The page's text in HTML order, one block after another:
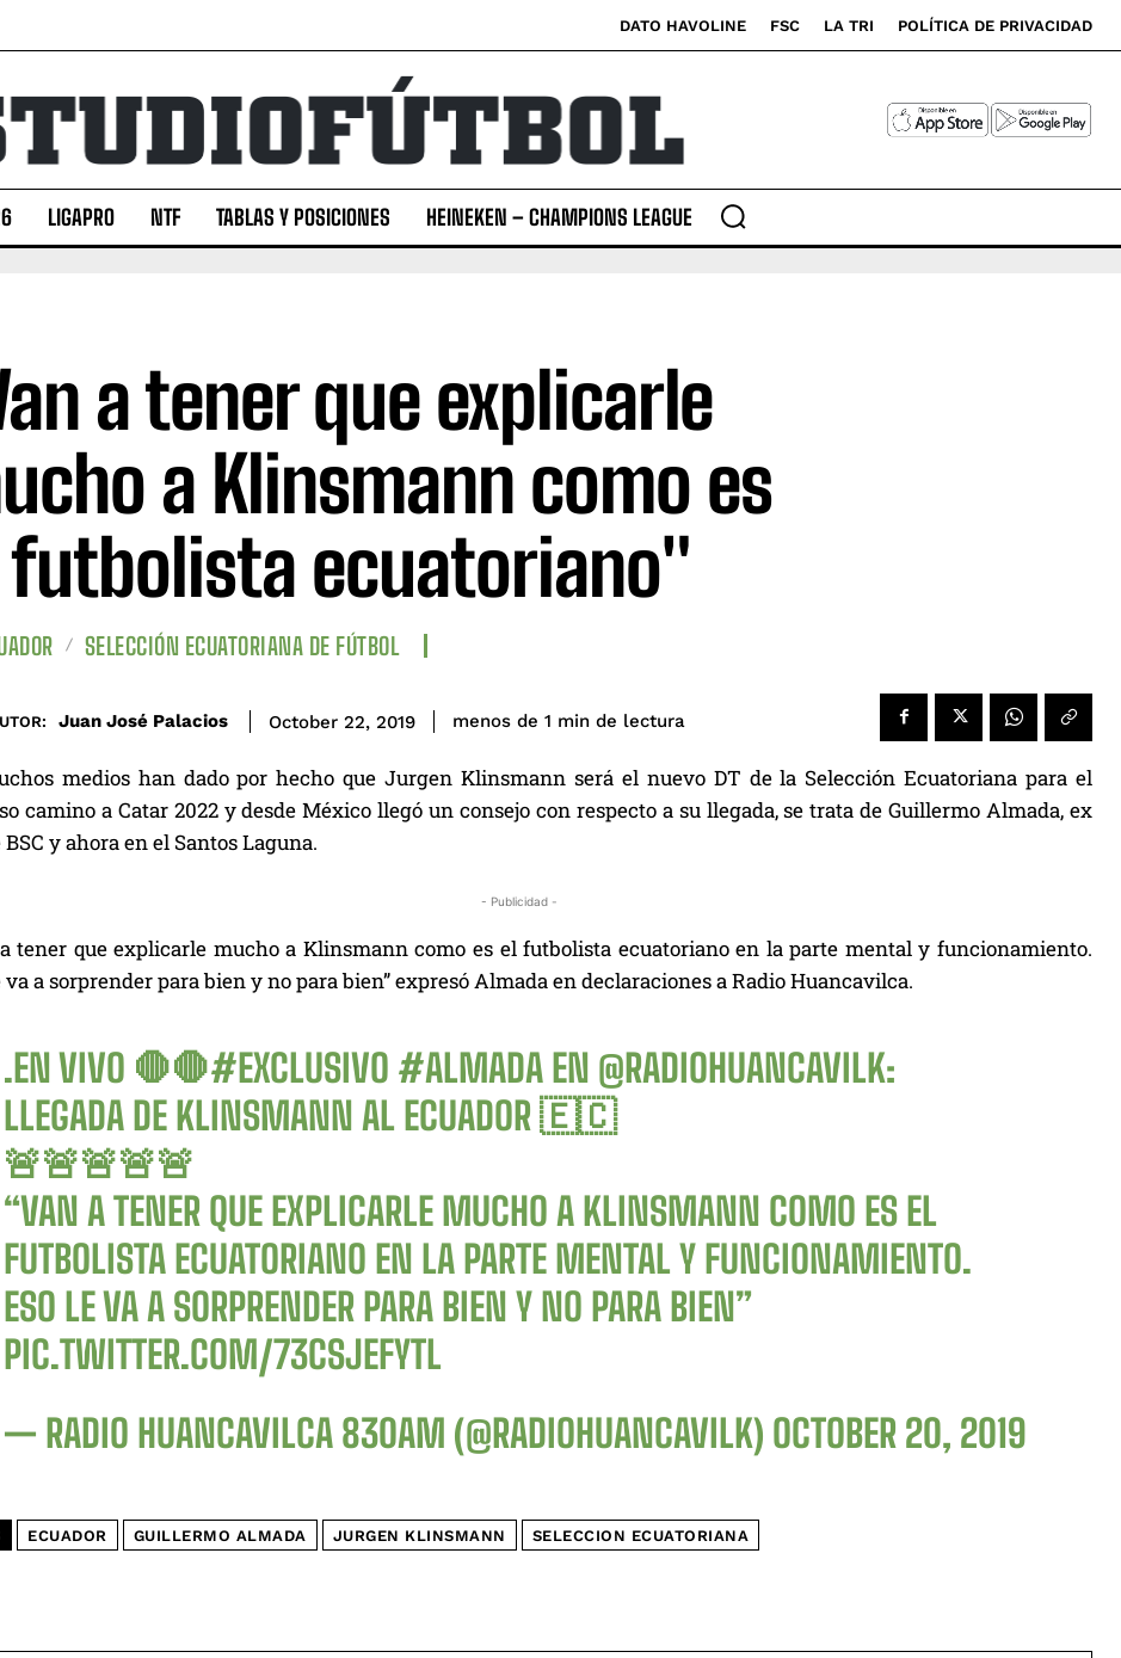
DATO HAVOLINE FSC LA TRI POLÍTICA DE PRIVACIDAD
LIGAPRO NTF TABLAS Y POSICIONES HEINEKEN – CHAMPIONS LEAGUE
a tener que explicarle
a Klinsmann como es
futbolista ecuatoriano"
SELECCIÓN ECUATORIANA DE FÚTBOL
Juan José Palacios October 22, 2019 menos de 1 min de lectura
medios han dado por hecho que Jurgen Klinsmann será el nuevo DT de la Selección Ecuatoriana para el
camino a Catar 2022 y desde México llegó un consejo con respecto a su llegada, se trata de Guillermo Almada, ex
BSC y ahora en el Santos Laguna.
- Publicidad -
tener que explicarle mucho a Klinsmann como es el futbolista ecuatoriano en la parte mental y funcionamiento.
va a sorprender para bien y no para bien” expresó Almada en declaraciones a Radio Huancavilca.
.EN VIVO 🛑🛑#EXCLUSIVO #ALMADA EN @RADIOHUANCAVILK:
LLEGADA DE KLINSMANN AL ECUADOR 🇪🇨
🚨🚨🚨🚨🚨
“VAN A TENER QUE EXPLICARLE MUCHO A KLINSMANN COMO ES EL
FUTBOLISTA ECUATORIANO EN LA PARTE MENTAL Y FUNCIONAMIENTO.
ESO LE VA A SORPRENDER PARA BIEN Y NO PARA BIEN”
PIC.TWITTER.COM/73CSJEFYTL
— RADIO HUANCAVILCA 830AM (@RADIOHUANCAVILK) OCTOBER 20, 2019
ECUADOR GUILLERMO ALMADA JURGEN KLINSMANN SELECCION ECUATORIANA